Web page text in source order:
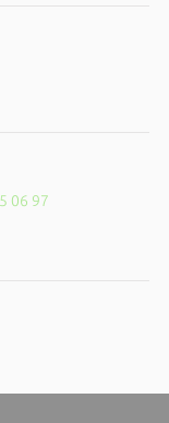
06 97